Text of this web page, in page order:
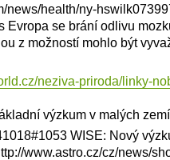
news/health/ny-
Evropa se brání odlivu
z možností mohlo být
neziva-priroda/linky-
výzkum v malých
WISE: Nový
www.astro.cz/cz/news/